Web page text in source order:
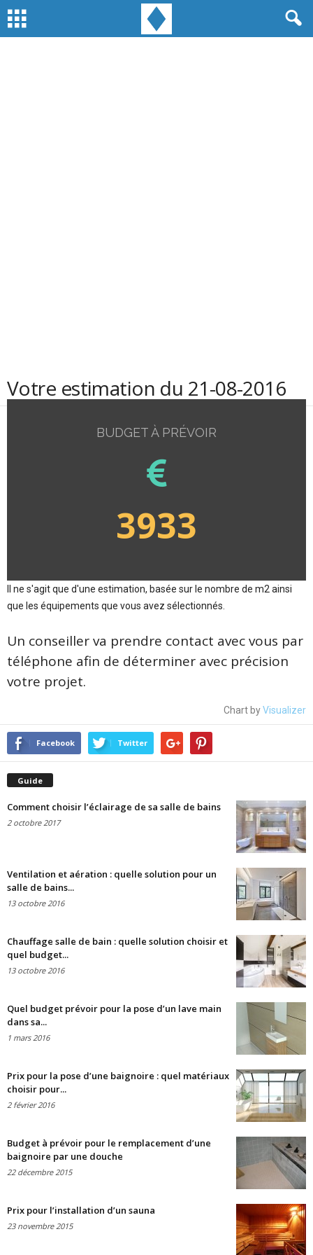
Votre estimation du 21-08-2016
BUDGET À PRÉVOIR
3933
Il ne s'agit que d'une estimation, basée sur le nombre de m2 ainsi
que les équipements que vous avez sélectionnés.
Un conseiller va prendre contact avec vous par
téléphone afin de déterminer avec précision
votre projet.
Chart byVisualizer
Facebook Twitter
Guide
Comment choisir l’éclairage de sa salle de bains
2 octobre 2017
Ventilation et aération : quelle solution pour un
salle de bains...
13 octobre 2016
Chauffage salle de bain : quelle solution choisir et
quel budget...
13 octobre 2016
Quel budget prévoir pour la pose d’un lave main
dans sa...
1 mars 2016
Prix pour la pose d’une baignoire : quel matériaux
choisir pour...
2 février 2016
Budget à prévoir pour le remplacement d’une
baignoire par une douche
22 décembre 2015
Prix pour l’installation d’un sauna
23 novembre 2015